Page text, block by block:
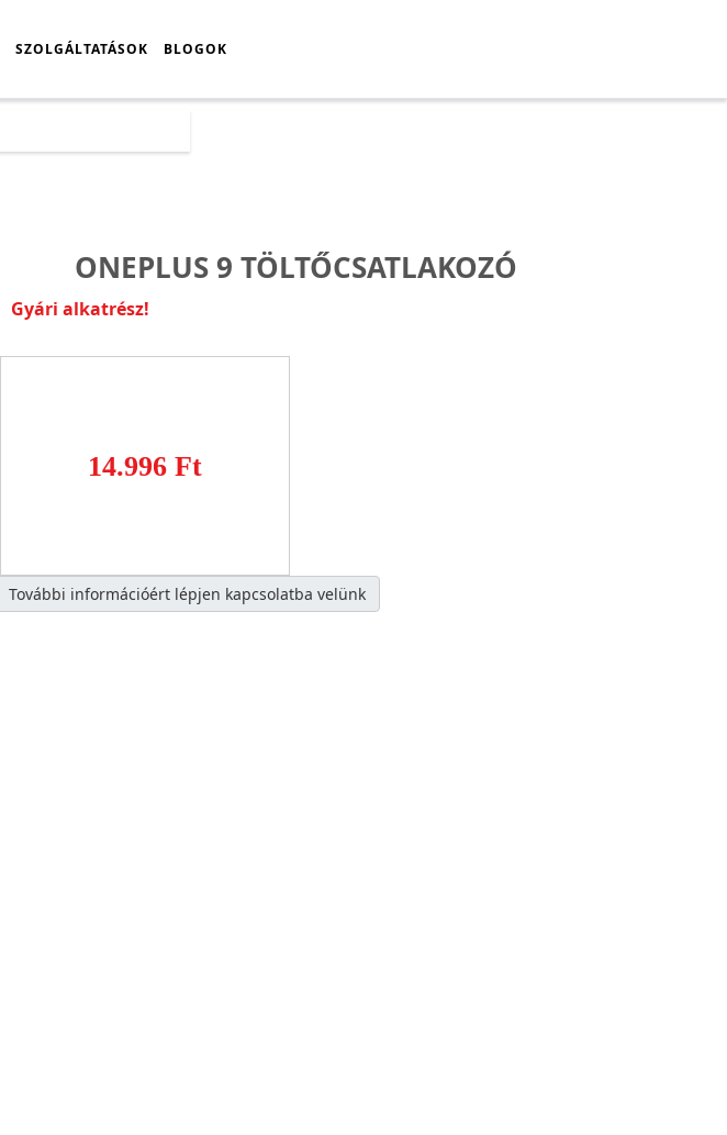
SZOLGÁLTATÁSOK BLOGOK
ONEPLUS 9 TÖLTŐCSATLAKOZÓ
Gyári alkatrész!
14.996 Ft
További információért lépjen kapcsolatba velünk